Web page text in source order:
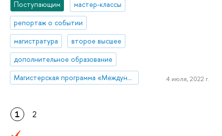
Поступающим
мастер-классы
репортаж о событии
магистратура
второе высшее
дополнительное образование
Магистерская программа «Международный корпоративный комплаенс и этика бизнеса»
4 июля, 2022 г.
1 2